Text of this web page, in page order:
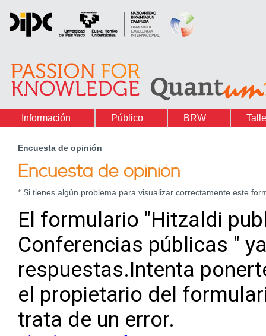
Información Público BRW
Encuesta de opinión
Encuesta de opinión
* Si tienes algún problema para visualizar correctamente este